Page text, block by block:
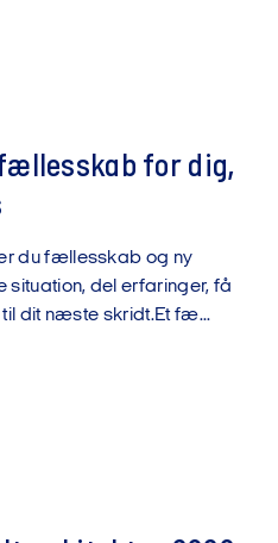
for dig,
du fællesskab og ny
situation, del erfaringer, få
dit næste skridt.Et fæ...